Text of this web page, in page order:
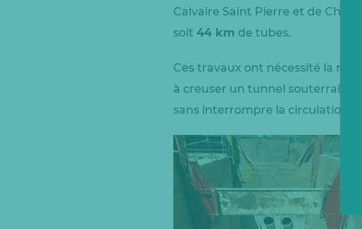
Calvaire Saint Pierre et de
soit 44 km de tubes.
Ces travaux ont nécessité la
à creuser un tunnel souterrain
sans interrompre la circulation